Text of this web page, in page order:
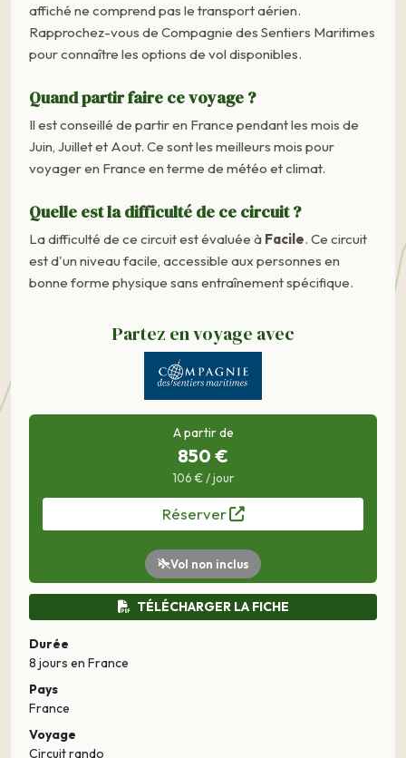
affiché ne comprend pas le transport aérien.
Rapprochez-vous de Compagnie des Sentiers Maritimes
pour connaître les options de vol disponibles.
Quand partir faire ce voyage ?
Il est conseillé de partir en France pendant les mois de
Juin, Juillet et Aout. Ce sont les meilleurs mois pour
voyager en France en terme de météo et climat.
Quelle est la difficulté de ce circuit ?
La difficulté de ce circuit est évaluée à Facile. Ce circuit
est d'un niveau facile, accessible aux personnes en
bonne forme physique sans entraînement spécifique.
Partez en voyage avec
A partir de
850 €
106 € / jour
Réserver
Vol non inclus
TÉLÉCHARGER LA FICHE
Durée
8 jours en France
Pays
France
Voyage
Circuit rando